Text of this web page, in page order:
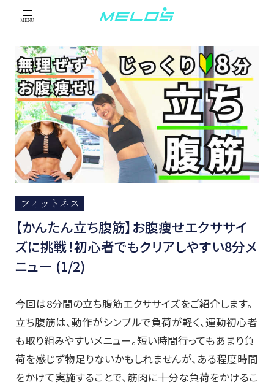
MENU
フィットネス
【かんたん立ち腹筋】お腹痩せエクササイ
ズに挑戦！初心者でもクリアしやすい8分メ
ニュー (1/2)
今回は8分間の立ち腹筋エクササイズをご紹介します。
立ち腹筋は、動作がシンプルで負荷が軽く、運動初心者
も取り組みやすいメニュー。短い時間行ってもあまり負
荷を感じず物足りないかもしれませんが、ある程度時間
をかけて実施することで、筋肉に十分な負荷をかけるこ